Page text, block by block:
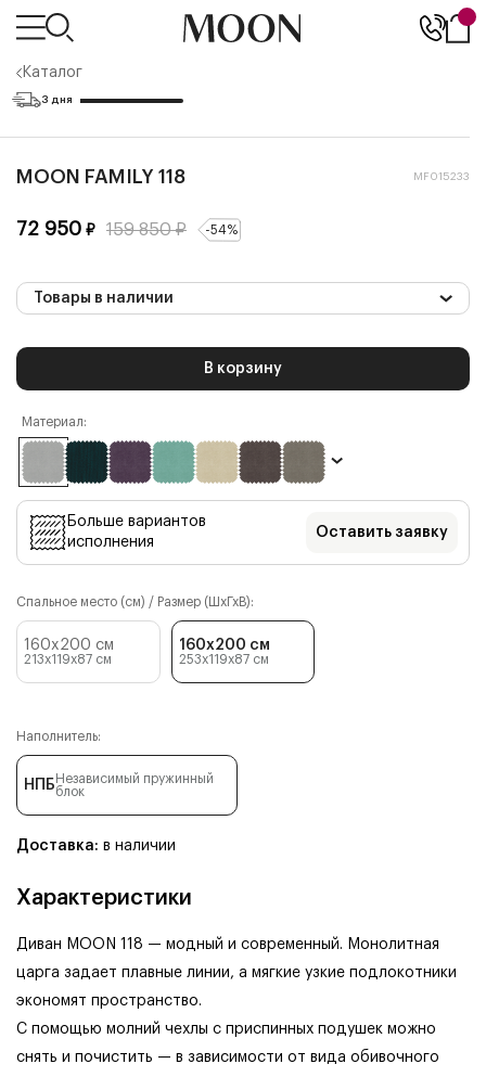
Каталог
3 дня
MOON FAMILY 118 MF015233
72 950 ₽ 159 850₽ -54%
Товары в наличии
В корзину
Материал:
Больше вариантов
исполнения
Оставить заявку
Спальное место (см) / Размер (ШхГхВ):
160x200 см
213x119x87 см
160x200 см
253x119x87см
Наполнитель:
НПБ Независимый пружинный
блок
Доставка: в наличии
Характеристики
Диван MOON 118 — модный и современный. Монолитная
царга задает плавные линии, а мягкие узкие подлокотники
экономят пространство.
С помощью молний чехлы с приспинных подушек можно
снять и почистить — в зависимости от вида обивочного